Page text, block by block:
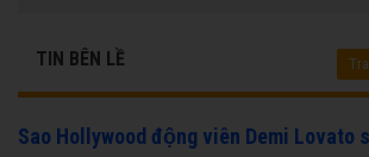
TIN BÊN LỀ
Sao Hollywood động viên Demi Lovato